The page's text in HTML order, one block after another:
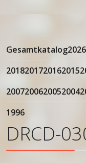
Gesamtkatalog2026
2018201720162015
2007200620052004
1996
DRCD-